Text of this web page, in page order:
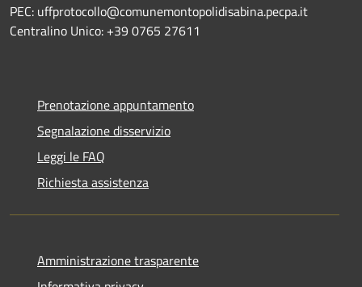
PEC: uffprotocollo@comunemontopolidisabina.pecpa.it
Centralino Unico: +39 0765 27611
Prenotazione appuntamento
Segnalazione disservizio
Leggi le FAQ
Richiesta assistenza
Amministrazione trasparente